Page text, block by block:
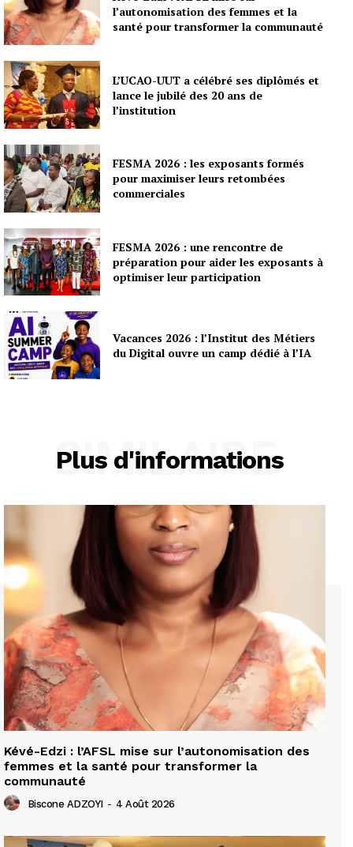
l’autonomisation des femmes et la
santé pour transformer la communauté
L’UCAO-UUT a célébré ses diplômés et
lance le jubilé des 20 ans de
l’institution
FESMA 2026 : les exposants formés
pour maximiser leurs retombées
commerciales
FESMA 2026 : une rencontre de
préparation pour aider les exposants à
optimiser leur participation
Vacances 2026 : l’Institut des Métiers
du Digital ouvre un camp dédié à l’IA
Plus d'informations
SIMILAIRE
Kévé-Edzi : l’AFSL mise sur l’autonomisation des
femmes et la santé pour transformer la
communauté
Biscone ADZOYI - 4 Août 2026